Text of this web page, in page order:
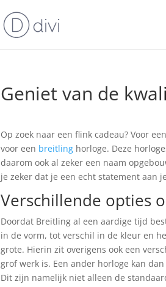
Geniet van de
Op zoek naar een flink cadeau? Voor
voor een breitling horloge. Deze
daarom ook al zeker een naam
je zeker dat je een echt statement aan
Verschillende opties
Doordat Breitling al een aardige tijd
in de vorm, tot verschil in de kleur en
grote. Hierin zit overigens ook een
grof werk is. Een ander horloge kan
Dit zijn namelijk niet alleen de